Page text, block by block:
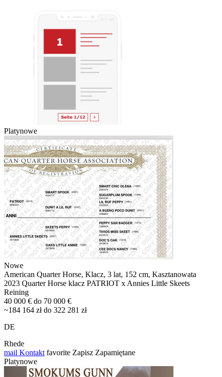
Platynowe
Nowe
American Quarter Horse, Klacz, 3 lat, 152 cm, Kasztanowata
2023 Quarter Horse klacz PATRIOT x Annies Little Skeets
Reining
40 000 € do 70 000 €
~184 164 zł do 322 281 zł
DE
Rhede
mail Kontakt favorite Zapisz Zapamiętane
Platynowe